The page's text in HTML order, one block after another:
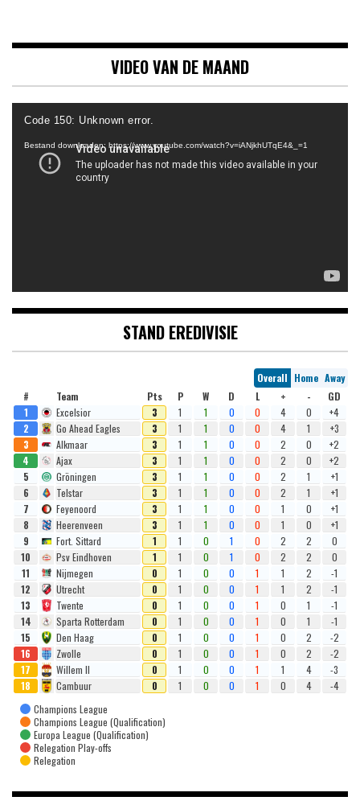
VIDEO VAN DE MAAND
Videospeler
Code 150: Unknown error.
Bestand downloaden: https://www.youtube.com/watch?v=iANjkhUTqE4&_=1
STAND EREDIVISIE
Overall Home Away
#
Team Pts P W D L + -
GD
1
Excelsior 3 1 1 0 0 4 0
+4
2
Go Ahead Eagles 3 1 1 0 0 4 1
+3
3
Alkmaar 3 1 1 0 0 2 0
+2
4
Ajax 3 1 1 0 0 2 0
+2
5
Gröningen 3 1 1 0 0 2 1
+1
6
Telstar 3 1 1 0 0 2 1
+1
7
Feyenoord 3 1 1 0 0 1 0
+1
8
Heerenveen 3 1 1 0 0 1 0
+1
9
Fort. Sittard 1 1 0 1 0 2 2
0
10
Psv Eindhoven 1 1 0 1 0 2 2
0
11
Nijmegen 0 1 0 0 1 1 2
-1
12
Utrecht 0 1 0 0 1 1 2
-1
13
Twente 0 1 0 0 1 0 1
-1
14
Sparta Rotterdam 0 1 0 0 1 0 1
-1
15
Den Haag 0 1 0 0 1 0 2
-2
16
Zwolle 0 1 0 0 1 0 2
-2
17
Willem II 0 1 0 0 1 1 4
-3
18
Cambuur 0 1 0 0 1 0 4
-4
Champions League
Champions League (Qualification)
Europa League (Qualification)
Relegation Play-offs
Relegation